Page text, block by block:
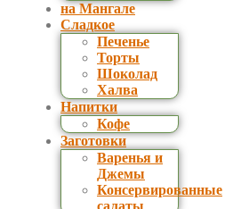
на Мангале
Сладкое
Печенье
Торты
Шоколад
Халва
Напитки
Кофе
Заготовки
Варенья и
Джемы
Консервированные
салаты